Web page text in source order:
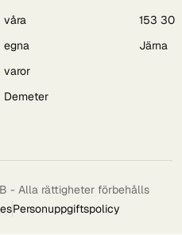
våra
egna
varor
Demeter
153 30
Järna
- Alla rättigheter förbehålls
Personuppgiftspolicy